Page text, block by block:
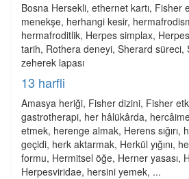
Bosna Hersekli, ethernet kartı, Fisher
menekşe, herhangi kesir,
hermafroditlik, Herpes simplax,
tarih, Rothera deneyi, Sherard süreci,
zeherek lapası
13 harfli
Amasya heriği, Fisher dizini, Fisher
gastrotherapi, her hâlükârda,
etmek, herenge almak, Herens sığırı,
geçidi, herk aktarmak, Herkül yığını,
formu, Hermitsel öğe, Herner yasası,
Herpesviridae, hersini yemek, ...